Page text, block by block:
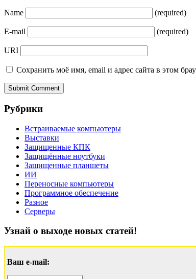
Name (required)
E-mail (required)
URI
Сохранить моё имя, email и адрес сайта в этом
Рубрики
Встраиваемые компьютеры
Выставки
Защищенные КПК
Защищённые ноутбуки
Защищенные планшеты
ИИ
Переносные компьютеры
Программное обеспечение
Разное
Серверы
Узнай о выходе новых статей!
Ваш e-mail: